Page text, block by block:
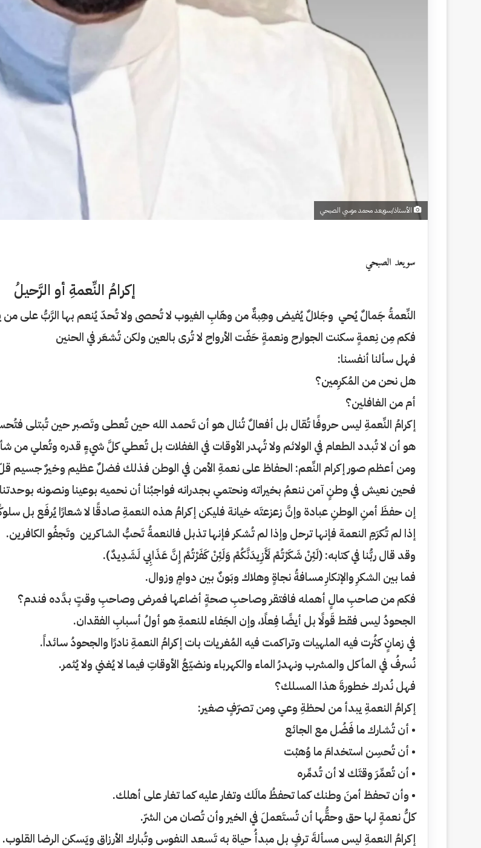
الأستاذ/سويعد محمد موسي الصبحي
سويعد الصبحي
إكرامُ النِّعمةِ أو الرَّحيلُ
النِّعمةُ جَمالٌ يُحي وجَلالٌ يُفيض وهِبةٌ من وهّابِ الغيوب لا تُحصى ولا تُحدّ يُنعم بها الرَّبُّ على من
فكم مِن نِعمةٍ سكنت الجوارح ونعمةٍ حَفّت الأرواح لا تُرى بالعين ولكن تُشعَر في الحنين
فهل سألنا أنفسنا:
هل نحن من المُكرِمين؟
أم من الغافلين؟
إكرامُ النِّعمةِ ليس حروفًا تُقال بل أفعالٌ تُنال هو أن تَحمد الله حين تُعطى وتَصبر حين تُبتلى
هو أن لا تُبدد الطعام في الولائم ولا تُهدر الأوقات في الغفلات بل تُعطي كلَّ شيءٍ قدره وتُعلي من
ومن أعظم صور إكرام النِّعم: الحفاظ على نعمةِ الأمن في الوطن فذلك فضلٌ عظيم وخيرٌ جسيم
فحين نعيش في وطنٍ آمن ننعمُ بخيراته ونحتمي بجدرانه فواجبُنا أن نحميه بوعينا ونصونه بوحدتنا
إن حفظَ أمنِ الوطنِ عبادة وإنَّ زعزعتَه خيانة فليكن إكرامُ هذه النعمةِ صادقًا لا شعارًا يُرفَع بل
إذا لم تُكرَمِ النعمة فإنها ترحل وإذا لم تُشكر فإنها تذبل فالنعمةُ تَحبُّ الشاكرين وتَجفُو الكافرين.
وقد قال ربُّنا في كتابه: (لَئِنْ شَكَرْتُمْ لَأَزِيدَنَّكُمْ وَلَئِنْ كَفَرْتُمْ إِنَّ عَذَابِي لَشَدِيدٌ).
فما بين الشكرِ والإنكارِ مسافةُ نجاةٍ وهلاك وبَونٌ بين دوامٍ وزوال.
فكم من صاحبِ مالٍ أهمله فافتقر وصاحبِ صحةٍ أضاعها فمرض وصاحبِ وقتٍ بدَّده فندم؟
الجحودُ ليس فقط قَولًا بل أيضًا فِعلًا، وإن الجَفاء للنعمةِ هو أولُ أسبابِ الفقدان.
في زمانٍ كثُرت فيه الملهيات وتراكمت فيه المُغريات بات إكرامُ النعمةِ نادرًا والجحودُ سائداً.
نُسرفُ في المأكل والمشرب ونهدرُ الماء والكهرباء ونضيّعُ الأوقاتِ فيما لا يُغني ولا يُثمر.
فهل نُدرك خطورةَ هذا المسلك؟
إكرامُ النعمةِ يبدأ من لحظةِ وعي ومن تصرّفٍ صغير:
• أن تُشارك ما فَضُل مع الجائع
• أن تُحسِن استخدامَ ما وُهبْت
• أن تُعمِّرَ وقتَك لا أن تُدمِّره
• وأن تحفظ أمنَ وطنك كما تحفظُ مالَك وتغار عليه كما تغار على أهلك.
كلُّ نعمةٍ لها حق وحقُّها أن تُستَعملَ في الخير وأن تُصان من الشرّ.
إكرامُ النعمةِ ليس مسألةَ ترفٍ بل مبدأُ حياة به تَسعد النفوس وتُبارك الأرزاق ويَسكن الرضا القلوب.